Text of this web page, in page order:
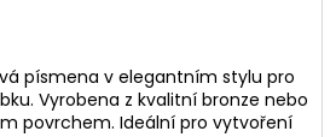
písmena v elegantním stylu pro
Vyrobena z kvalitní bronze nebo
povrchem. Ideální pro vytvoření